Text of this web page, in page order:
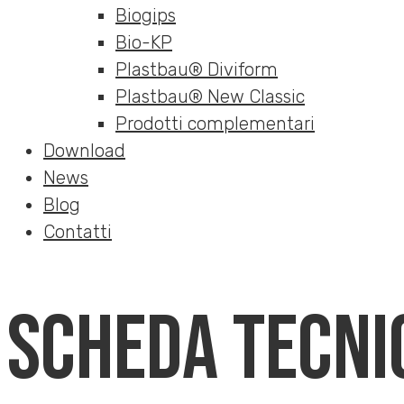
Biogips
Bio-KP
Plastbau® Diviform
Plastbau® New Classic
Prodotti complementari
Download
News
Blog
Contatti
Scheda